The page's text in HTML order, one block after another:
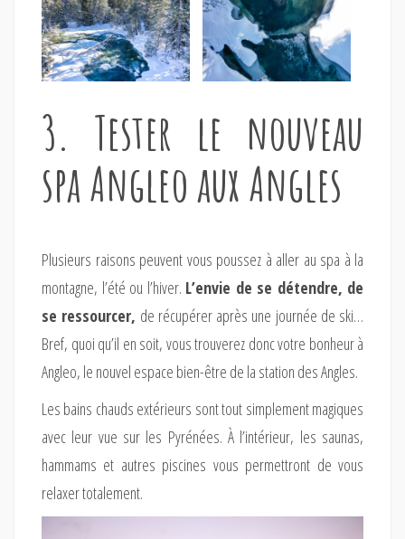
3. Tester le nouveau
spa Angleo aux Angles
Plusieurs raisons peuvent vous poussez à aller au spa à la
montagne, l’été ou l’hiver. L’envie de se détendre, de
se ressourcer, de récupérer après une journée de ski…
Bref, quoi qu’il en soit, vous trouverez donc votre bonheur à
Angleo, le nouvel espace bien-être de la station des Angles.
Les bains chauds extérieurs sont tout simplement magiques
avec leur vue sur les Pyrénées. À l’intérieur, les saunas,
hammams et autres piscines vous permettront de vous
relaxer totalement.